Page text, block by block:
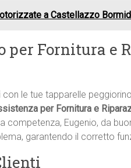
a Castellazzo
per Fornitura e
le tue tapparelle
per Fornitura e
competenza, Eugenio, da
garantendo il corretto